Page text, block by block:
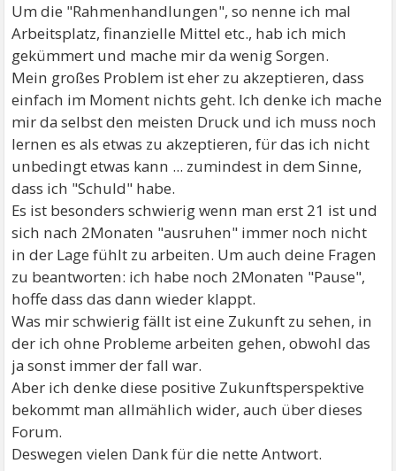
Um die "Rahmenhandlungen", so nenne ich mal
Arbeitsplatz, finanzielle Mittel etc., hab ich mich
gekümmert und mache mir da wenig Sorgen.
Mein großes Problem ist eher zu akzeptieren, dass
einfach im Moment nichts geht. Ich denke ich mache
mir da selbst den meisten Druck und ich muss noch
lernen es als etwas zu akzeptieren, für das ich nicht
unbedingt etwas kann ... zumindest in dem Sinne,
dass ich "Schuld" habe.
Es ist besonders schwierig wenn man erst 21 ist und
sich nach 2Monaten "ausruhen" immer noch nicht
in der Lage fühlt zu arbeiten. Um auch deine Fragen
zu beantworten: ich habe noch 2Monaten "Pause",
hoffe dass das dann wieder klappt.
Was mir schwierig fällt ist eine Zukunft zu sehen, in
der ich ohne Probleme arbeiten gehen, obwohl das
ja sonst immer der fall war.
Aber ich denke diese positive Zukunftsperspektive
bekommt man allmählich wider, auch über dieses
Forum.
Deswegen vielen Dank für die nette Antwort.